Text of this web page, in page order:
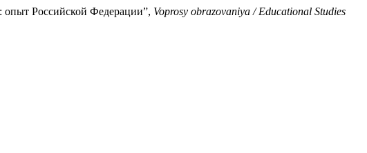
опыт Российской Федерации”, Voprosy obrazovaniya / Educational Studies